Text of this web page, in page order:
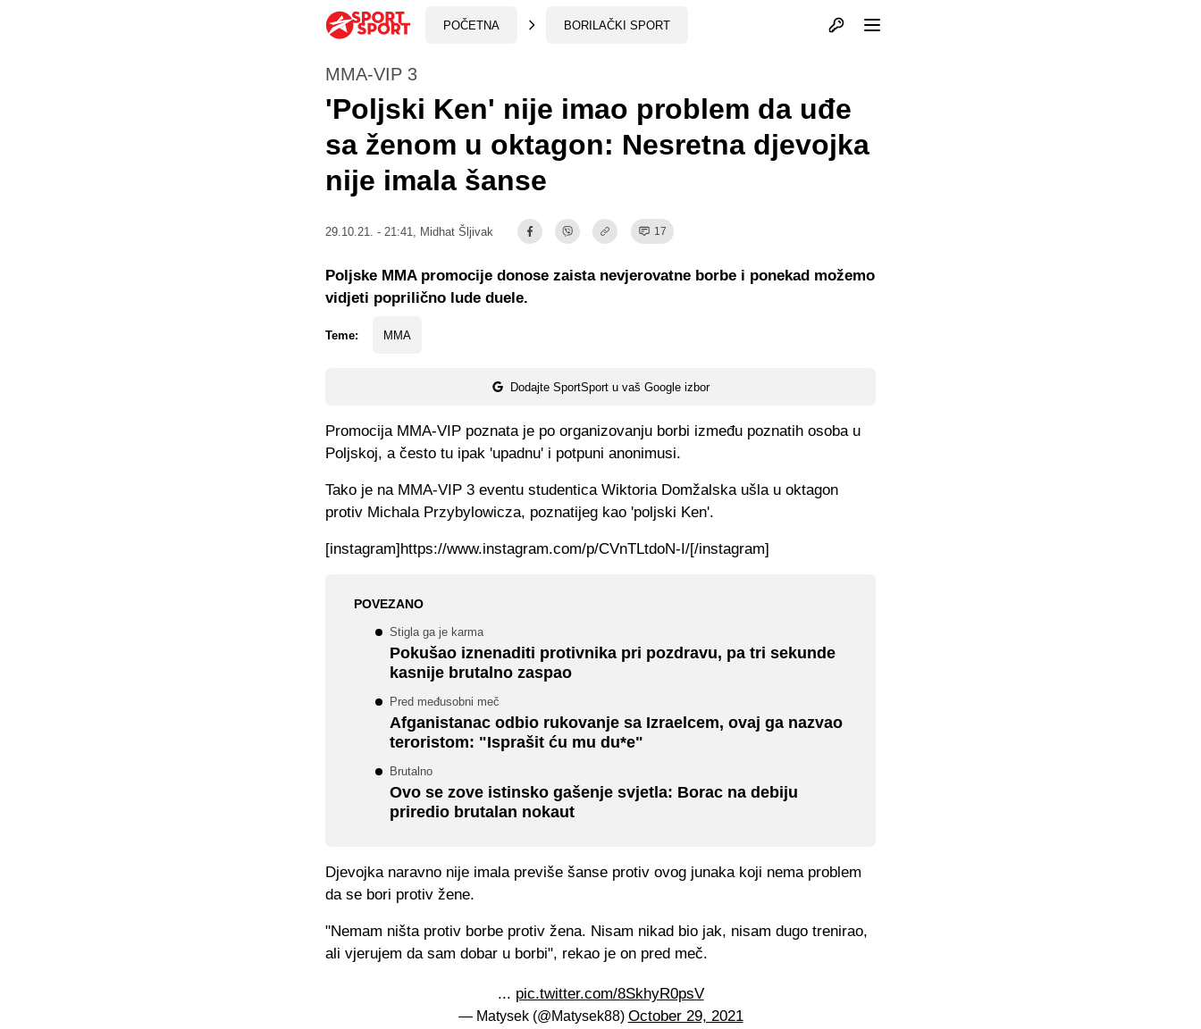
POČETNA BORILAČKI SPORT Otvori profil
MMA-VIP 3
'Poljski Ken' nije imao problem da uđe
sa ženom u oktagon: Nesretna djevojka
nije imala šanse
29.10.21. - 21:41, Midhat Šljivak 17
Teme: MMA
Dodajte SportSport u vaš Google izbor
Poljske MMA promocije donose zaista nevjerovatne borbe i ponekad možemo
vidjeti poprilično lude duele.
Promocija MMA-VIP poznata je po organizovanju borbi između poznatih osoba u
Poljskoj, a često tu ipak 'upadnu' i potpuni anonimusi.
Tako je na MMA-VIP 3 eventu studentica Wiktoria Domžalska ušla u oktagon
protiv Michala Przybylowicza, poznatijeg kao 'poljski Ken'.
[instagram]https://www.instagram.com/p/CVnTLtdoN-I/[/instagram]
POVEZANO
Stigla ga je karma
Pokušao iznenaditi protivnika pri pozdravu, pa tri sekunde
kasnije brutalno zaspao
Pred međusobni meč
Afganistanac odbio rukovanje sa Izraelcem, ovaj ga nazvao
teroristom: "Isprašit ću mu du*e"
Brutalno
Ovo se zove istinsko gašenje svjetla: Borac na debiju
priredio brutalan nokaut
Djevojka naravno nije imala previše šanse protiv ovog junaka koji nema problem
da se bori protiv žene.
"Nemam ništa protiv borbe protiv žena. Nisam nikad bio jak, nisam dugo trenirao,
ali vjerujem da sam dobar u borbi", rekao je on pred meč.
... pic.twitter.com/8SkhyR0psV
— Matysek (@Matysek88) October 29, 2021